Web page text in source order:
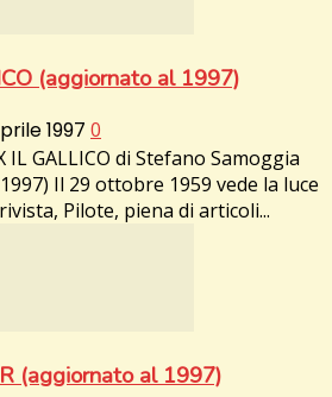
(aggiornato al 1997)
1997 0
IL GALLICO di Stefano Samoggia
Il 29 ottobre 1959 vede la luce
Pilote, piena di articoli...
(aggiornato al 1997)